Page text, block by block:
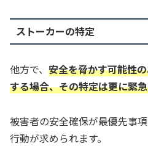
ストーカーの特定
他方で、 安全を脅かす可能性
する場合、その特定は更に緊
被害者の安全確保が最優先事
行動が求められます。